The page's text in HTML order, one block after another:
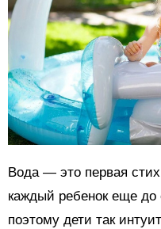
Вода — это первая
каждый ребенок еще
поэтому дети так